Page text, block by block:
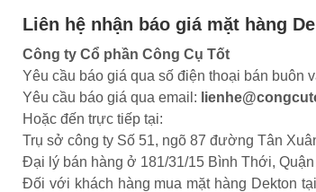
Liên hệ nhận báo giá mặt hàng
Công ty Cổ phần Công Cụ Tốt
Yêu cầu báo giá qua số điện thoại bán buôn
Yêu cầu báo giá qua email:
Hoặc đến trực tiếp tại:
Trụ sở công ty Số 51, ngõ 87 đường Tân
Đại lý bán hàng ở 181/31/15 Bình Thới, Quận
Đối với khách hàng mua mặt hàng Dekton